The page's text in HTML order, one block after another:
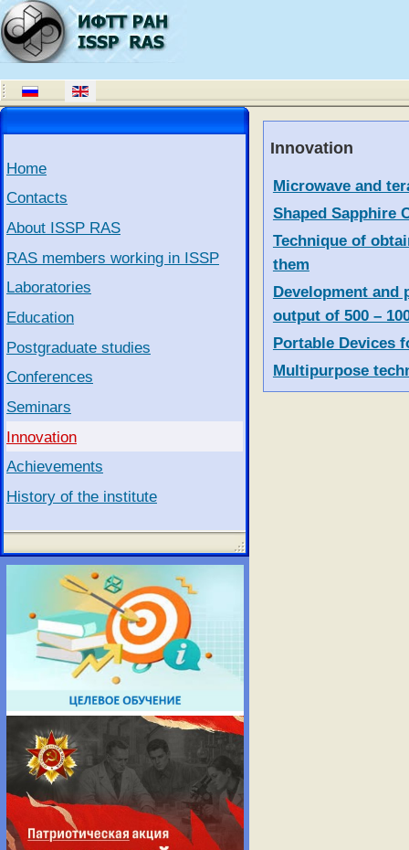
Home
Contacts
About ISSP RAS
RAS members working in ISSP
Laboratories
Education
Postgraduate studies
Conferences
Seminars
Innovation
Achievements
History of the institute
Innovation
Articles
Title
Microwave and
Shaped Sapphire
Technique of
them
Development and
output of 500 –
Portable Devices
Multipurpose